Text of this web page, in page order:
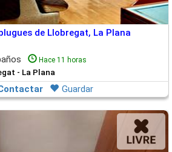
de Llobregat, La Plana
Hace 11 horas
- La Plana
Guardar